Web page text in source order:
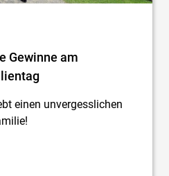
Gewinne am
einen unvergesslichen